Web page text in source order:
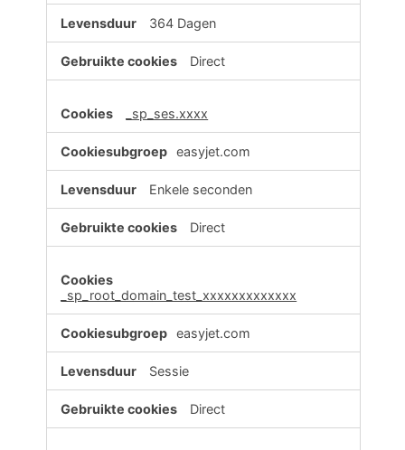
364 Dagen
Direct
_sp_ses.xxxx
easyjet.com
Enkele seconden
Direct
_sp_root_domain_test_xxxxxxxxxxxxx
easyjet.com
Sessie
Direct